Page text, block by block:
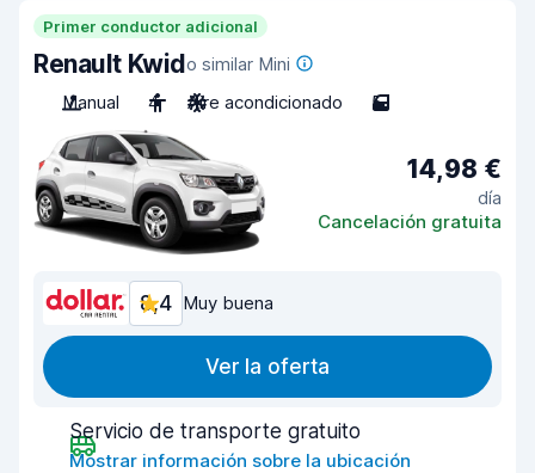
Primer conductor adicional
Renault Kwido similar Mini
Manual
4 Aire acondicionado 5
14,98 €
día
Cancelación gratuita
8,4 Muy buena
Ver la oferta
Servicio de transporte gratuito
Mostrar información sobre la ubicación